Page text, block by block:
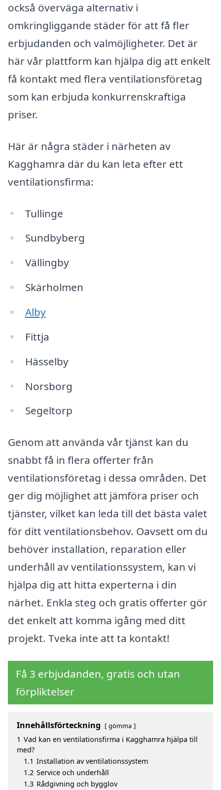
också överväga alternativ i
omkringliggande städer för att få fler
erbjudanden och valmöjligheter. Det är
här vår plattform kan hjälpa dig att enkelt
få kontakt med flera ventilationsföretag
som kan erbjuda konkurrenskraftiga
priser.
Här är några städer i närheten av
Kagghamra där du kan leta efter ett
ventilationsfirma:
Tullinge
Sundbyberg
Vällingby
Skärholmen
Alby
Fittja
Hässelby
Norsborg
Segeltorp
Genom att använda vår tjänst kan du
snabbt få in flera offerter från
ventilationsföretag i dessa områden. Det
ger dig möjlighet att jämföra priser och
tjänster, vilket kan leda till det bästa valet
för ditt ventilationsbehov. Oavsett om du
behöver installation, reparation eller
underhåll av ventilationssystem, kan vi
hjälpa dig att hitta experterna i din
närhet. Enkla steg och gratis offerter gör
det enkelt att komma igång med ditt
projekt. Tveka inte att ta kontakt!
Få 3 erbjudanden, gratis och utan
förpliktelser
Innehållsförteckning gömma
1 Vad kan en ventilationsfirma i Kagghamra hjälpa till
med?
1.1 Installation av ventilationssystem
1.2 Service och underhåll
1.3 Rådgivning och bygglov